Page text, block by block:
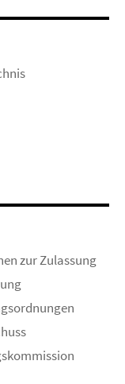
zur Zulassung